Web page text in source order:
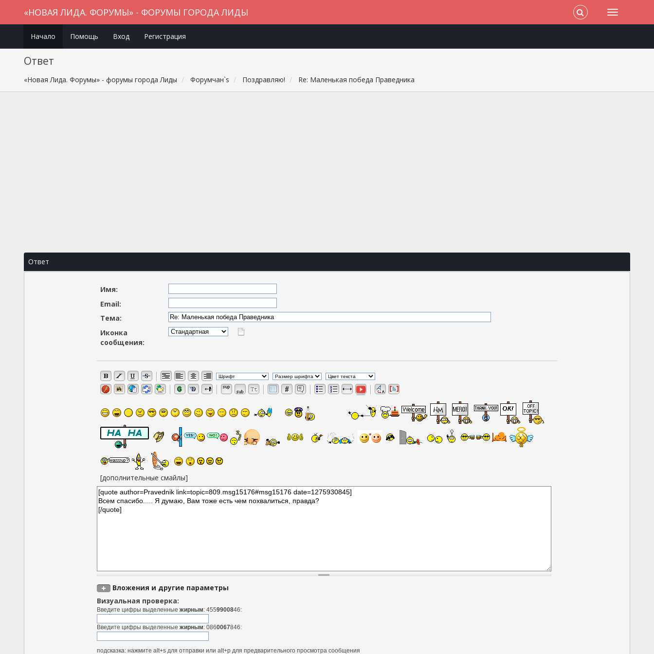
«НОВАЯ ЛИДА. ФОРУМЫ» - ФОРУМЫ ГОРОДА ЛИДЫ
Начало Помощь Вход Регистрация
Ответ
«Новая Лида. Форумы» - форумы города Лиды Форумчан`s Поздравляю! Re: Маленькая победа Праведника
Ответ
Имя:
Email:
Тема:
Иконка
сообщения:
[дополнительные смайлы]
Вложения и другие параметры
Визуальная проверка:
Введите цифры выделенныежирным: 4559900846:
Введите цифры выделенныежирным: 0860067846:
подсказка: нажмите alt+s для отправки или alt+p для предварительного просмотра сообщения